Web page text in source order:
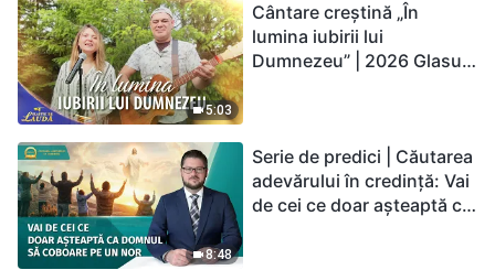
5:03
Cântare creștină „În
lumina iubirii lui
Dumnezeu” | 2026 Glasuri
8:48
Serie de predici | Căutarea
adevărului în credință: Vai
de cei ce doar așteaptă ca